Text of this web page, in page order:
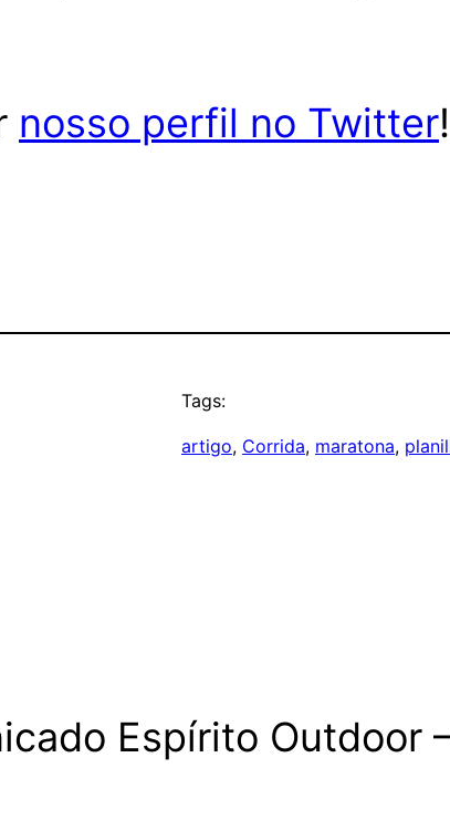
nosso perfil no Twitter!
Tags:
artigo, Corrida, maratona,
Espírito Outdoor